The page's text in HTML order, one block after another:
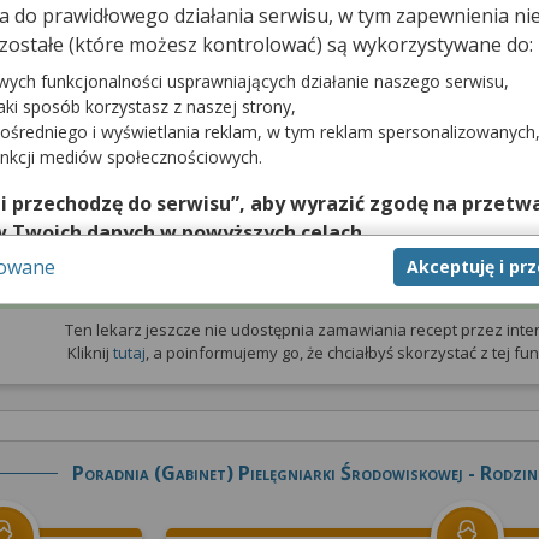
terminarza
Wizyta NFZ
Lekarz nie udostępnia terminarzaz
Ten lekarz jeszcze nie udostępnia zamawiania recept przez
Kliknijtutaj, a poinformujemy go, że chciałbyś skorzystać z tej
Poradnia (gabinet) Pielęgniarki Środowiskowej -
do prawidłowego działania serwisu, w tym zapewnienia
(które możesz kontrolować) są wykorzystywane do:
funkcjonalności usprawniających działanie naszego serwisu,
sposób korzystasz z naszej strony,
i wyświetlania reklam, w tym reklam spersonalizowanych,
mediów społecznościowych.
przechodzę do serwisu”, aby wyrazić zgodę na
danych w powyższych celach.
zgody jest dobrowolne, a wyrażoną zgodę możesz w
na przetwarzanie Twoich danych tylko w niektórych
lub chcesz przeprowadzić konfigurację szczegółową, to
zaawansowanych”.
Akceptuję i